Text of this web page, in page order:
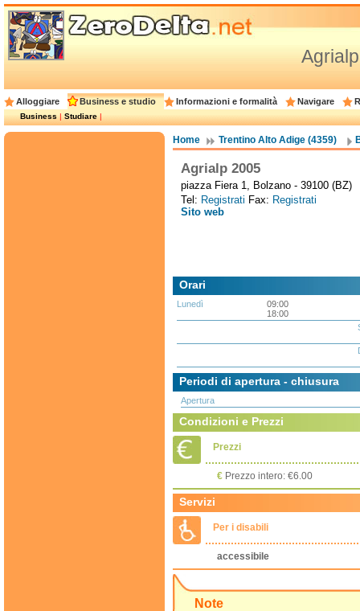
Alloggiare Business e studio Informazioni e formalità Navigare
Business|Studiare|
Home Trentino Alto Adige (4359)
Agrialp 2005
piazza Fiera 1, Bolzano - 39100 (BZ)
Tel: Registrati Fax: Registrati
Sito web
Orari
Lunedì
09:00
18:00
Periodi di apertura - chiusura
Apertura
Condizioni e Prezzi
Prezzi
€ Prezzo intero: €6.00
Servizi
Per i disabili
accessibile
Note